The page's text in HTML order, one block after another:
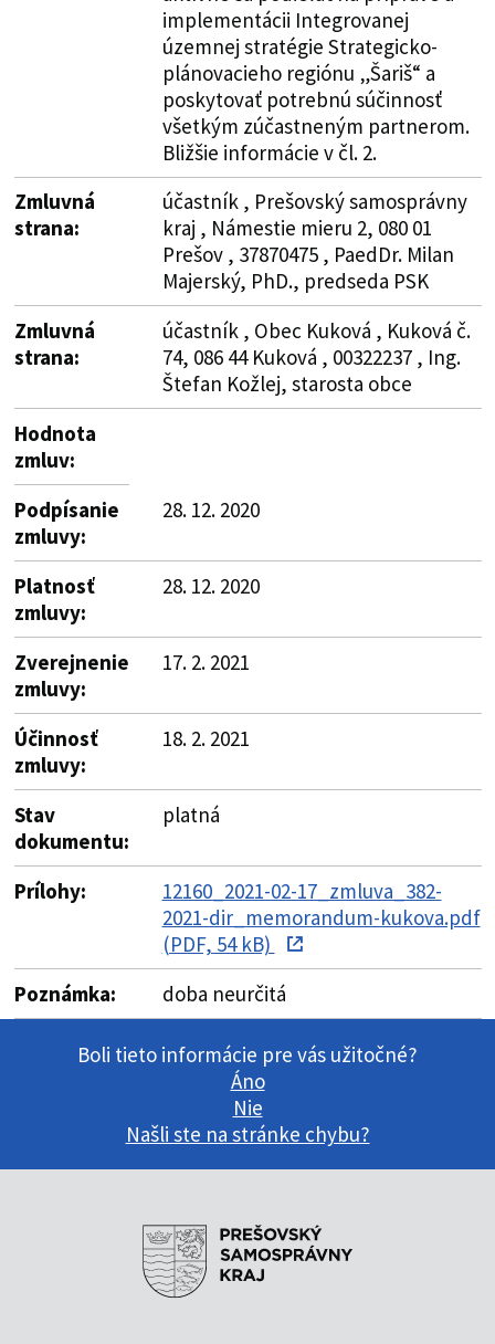
implementácii Integrovanej
územnej stratégie Strategicko-
plánovacieho regiónu „Šariš“ a
poskytovať potrebnú súčinnosť
všetkým zúčastneným partnerom.
Bližšie informácie v čl. 2.
Zmluvná
strana:
účastník , Prešovský samosprávny
kraj , Námestie mieru 2, 080 01
Prešov , 37870475 , PaedDr. Milan
Majerský, PhD., predseda PSK
Zmluvná
strana:
účastník , Obec Kuková , Kuková č.
74, 086 44 Kuková , 00322237 , Ing.
Štefan Kožlej, starosta obce
Hodnota
zmluv:
Podpísanie
zmluvy:
28. 12. 2020
Platnosť
zmluvy:
28. 12. 2020
Zverejnenie
zmluvy:
17. 2. 2021
Účinnosť
zmluvy:
18. 2. 2021
Stav
dokumentu:
platná
Prílohy:
12160_2021-02-17_zmluva_382-
2021-dir_memorandum-kukova.pdf
(PDF, 54 kB)
Poznámka:
doba neurčitá
Boli tieto informácie pre vás užitočné?
Áno
Nie
Našli ste na stránke chybu?